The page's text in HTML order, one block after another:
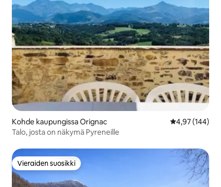
Kohde kaupungissa Orignac
4,97 (144)
Talo, josta on näkymä Pyreneille
Vieraiden suosikki
Vieraiden suosikki